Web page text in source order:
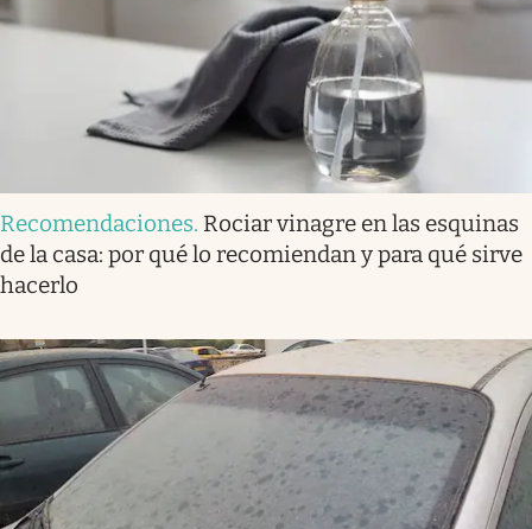
Recomendaciones. Rociar vinagre en las esquinas
de la casa: por qué lo recomiendan y para qué sirve
hacerlo